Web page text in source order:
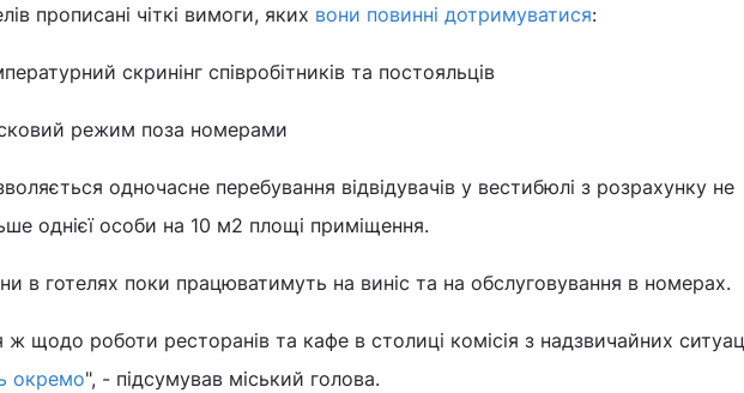
прописані чіткі вимоги, яких вони повинні дотримуватися:
скринінг співробітників та постояльців
режим поза номерами
одночасне перебування відвідувачів у вестибюлі з розрахунку не
однієї особи на 10 м2 площі приміщення.
в готелях поки працюватимуть на виніс та на обслуговування в номерах.
ж щодо роботи ресторанів та кафе в столиці комісія з надзвичайних
окремо", - підсумував міський голова.